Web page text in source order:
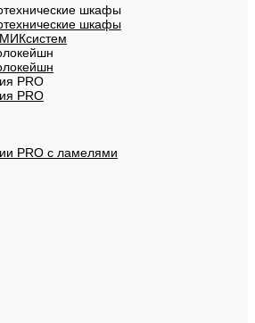
шкафы
шкафы
PRO
PRO
PRO с ламелями